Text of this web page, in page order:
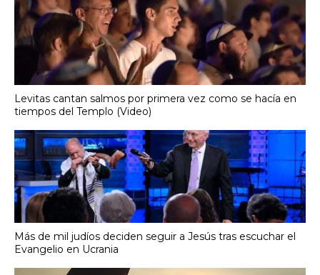
Levitas cantan salmos por primera vez como se hacía en
tiempos del Templo (Video)
Más de mil judíos deciden seguir a Jesús tras escuchar el
Evangelio en Ucrania